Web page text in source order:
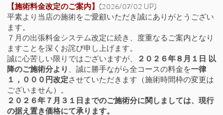
【施術料金改定のご案内】 (2026/07/02 UP)
平素より当店の施術をご愛顧いただき誠にありがとうござい
ます。
７月の出張料金システム改定に続き、度重なるご案内となり
ますことを深くお詫び申し上げます。
誠に心苦しい限りではございますが、
２０２６年８月１日 以
降のご施術分より 、誠に勝手ながら全コースの料金を一律
１，０００円改定させていただきます（施術時間枠の変更は
ございません）。
２０２６年７月３１日までのご施術分に関しましては、現行
の据え置き価格にて承ります。